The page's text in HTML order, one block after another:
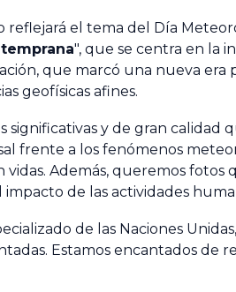
reflejará el tema del Día
", que se centra en la
que marcó una nueva
geofísicas afines.
significativas y de gran
frente a los fenómenos
vidas. Además, queremos
de las actividades
de las Naciones
Estamos encantados